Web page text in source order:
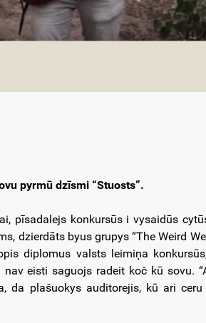
pyrmū dzīsmi “Stuosts”.
pīsadalejs konkursūs i vysaidūs
dzierdāts byus grupys “The Weird
diplomus valsts leimiņa
eisti saguojs radeit koč kū sovu.
da plašuokys auditorejis, kū ari